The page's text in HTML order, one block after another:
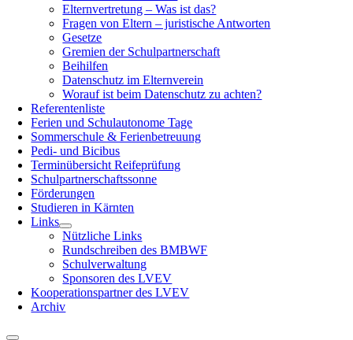
Elternvertretung – Was ist das?
Fragen von Eltern – juristische Antworten
Gesetze
Gremien der Schulpartnerschaft
Beihilfen
Datenschutz im Elternverein
Worauf ist beim Datenschutz zu achten?
Referentenliste
Ferien und Schulautonome Tage
Sommerschule & Ferienbetreuung
Pedi- und Bicibus
Terminübersicht Reifeprüfung
Schulpartnerschaftssonne
Förderungen
Studieren in Kärnten
Links
Nützliche Links
Rundschreiben des BMBWF
Schulverwaltung
Sponsoren des LVEV
Kooperationspartner des LVEV
Archiv